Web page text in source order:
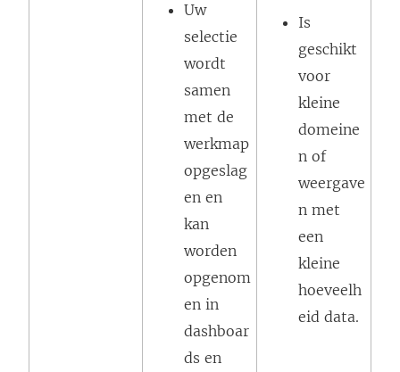
Uw
selectie
wordt
samen
met de
werkmap
opgeslag
en en
kan
worden
opgenom
en in
dashboar
ds en
Is
geschikt
voor
kleine
domeine
n of
weergave
n met
een
kleine
hoeveelh
eid data.